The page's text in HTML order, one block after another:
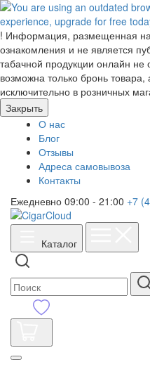
! Информация, размещенная
ознакомления и не является
табачной продукции онлайн не
возможна только бронь
исключительно в розничных
Закрыть
О нас
Блог
Отзывы
Адреса самовывоза
Контакты
Ежедневно 09:00 - 21:00 +7
Каталог